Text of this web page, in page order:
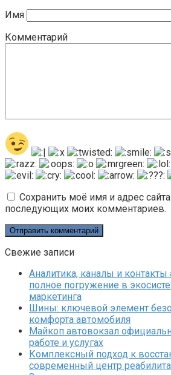
Имя
Комментарий
Сохранить моё имя и адрес
последующих моих комментариев.
Свежие записи
Аналитика, каналы и контакты
полное погружение в
маркетинга
Шины: ключевой элемент
комфорта автомобиля
Майкоп автовокзал
работе и услугах
Комплексный подход к
современный центр